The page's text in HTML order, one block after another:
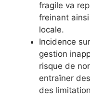
fragile va
freinant
locale.
Incidence
gestion
risque de
entraîner
des